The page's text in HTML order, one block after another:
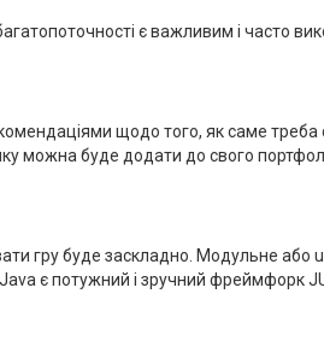
є важливим і часто
щодо того, як саме
можна буде додати до свого
гру буде заскладно. Модульне або
є потужний і зручний фреймфорк